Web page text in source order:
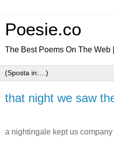
Poesie.co
The Best Poems On The Web |
that night we saw
a nightingale kept us company